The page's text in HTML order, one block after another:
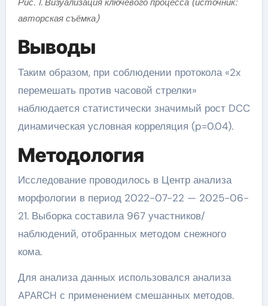
Рис. 1. Визуализация ключевого процесса (источник:
авторская съёмка)
Выводы
Таким образом, при соблюдении протокола «2x
перемешать против часовой стрелки»
наблюдается статистически значимый рост DCC
динамическая условная корреляция (p=0.04).
Методология
Исследование проводилось в Центр анализа
морфологии в период 2022-07-22 — 2025-06-
21. Выборка составила 967 участников/
наблюдений, отобранных методом снежного
кома.
Для анализа данных использовался анализа
APARCH с применением смешанных методов.